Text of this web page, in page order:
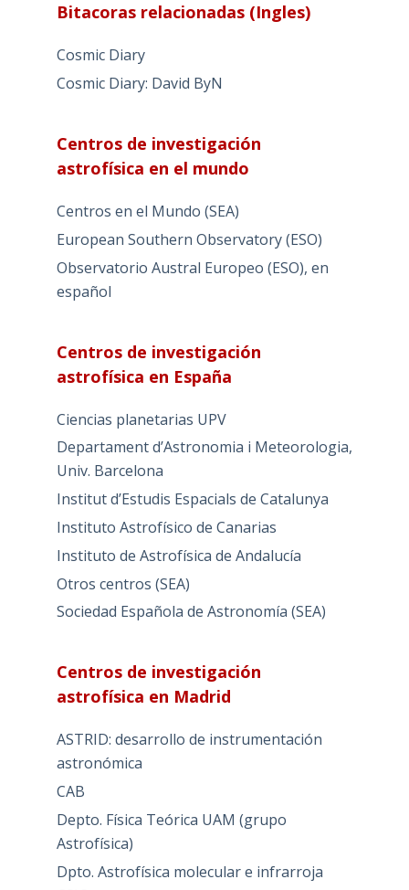
Bitacoras relacionadas (Ingles)
Cosmic Diary
Cosmic Diary: David ByN
Centros de investigación
astrofísica en el mundo
Centros en el Mundo (SEA)
European Southern Observatory (ESO)
Observatorio Austral Europeo (ESO), en
español
Centros de investigación
astrofísica en España
Ciencias planetarias UPV
Departament d’Astronomia i Meteorologia,
Univ. Barcelona
Institut d’Estudis Espacials de Catalunya
Instituto Astrofísico de Canarias
Instituto de Astrofísica de Andalucía
Otros centros (SEA)
Sociedad Española de Astronomía (SEA)
Centros de investigación
astrofísica en Madrid
ASTRID: desarrollo de instrumentación
astronómica
CAB
Depto. Física Teórica UAM (grupo
Astrofísica)
Dpto. Astrofísica molecular e infrarroja